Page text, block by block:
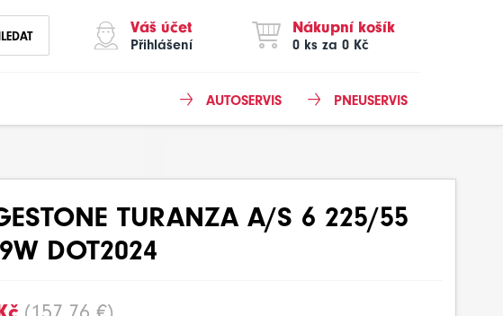
Váš účet
Přihlášení
Nákupní košík
0 ks za 0 Kč
PNEUSERVIS
AUTOSERVIS
TURANZA A/S 6 225/55
DOT2024